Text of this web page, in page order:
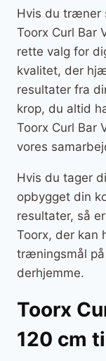
Hvis du træner
Toorx Curl Bar
rette valg for
kvalitet, der
resultater fra
krop, du altid
Toorx Curl Bar
vores
Hvis du tager
opbygget din
resultater, så
Toorx, der kan
træningsmål
derhjemme.
Toorx
120 cm